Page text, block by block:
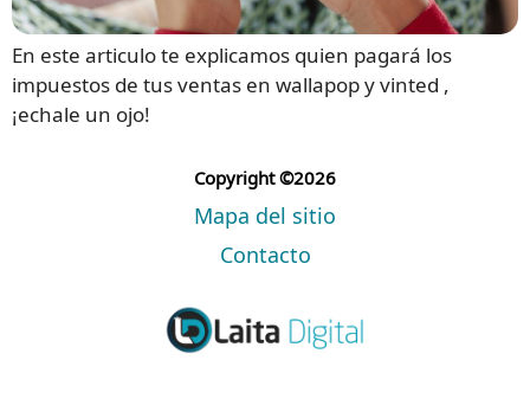
En este articulo te explicamos quien pagará los
impuestos de tus ventas en wallapop y vinted ,
¡echale un ojo!
Copyright ©2026
Mapa del sitio
Contacto